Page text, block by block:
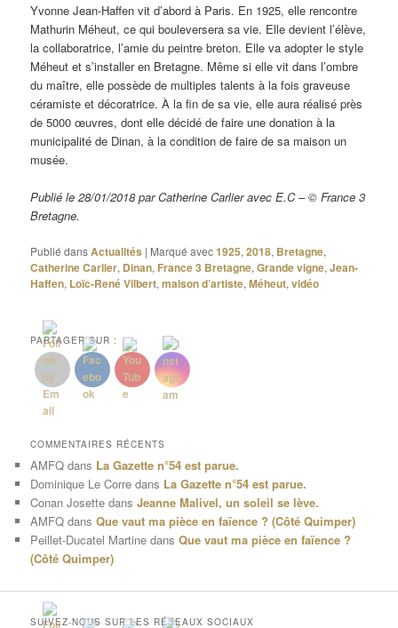
Yvonne Jean-Haffen vit d’abord à Paris. En 1925, elle rencontre
Mathurin Méheut, ce qui bouleversera sa vie. Elle devient l’élève,
la collaboratrice, l’amie du peintre breton. Elle va adopter le style
Méheut et s’installer en Bretagne. Même si elle vit dans l’ombre
du maître, elle possède de multiples talents à la fois graveuse
céramiste et décoratrice. À la fin de sa vie, elle aura réalisé près
de 5000 œuvres, dont elle décidé de faire une donation à la
municipalité de Dinan, à la condition de faire de sa maison un
musée.
Publié le 28/01/2018 par Catherine Carlier avec E.C – © France 3
Bretagne.
Publié dansActualités | Marqué avec1925,2018, Bretagne,
Catherine Carlier, Dinan, France 3 Bretagne,Grande vigne,Jean-
Haffen, Loïc-René Vilbert,maison d’artiste,Méheut,vidéo
PARTAGER SUR :
COMMENTAIRES RÉCENTS
AMFQ dans La Gazette n°54 est parue.
Dominique Le Corre dans La Gazette n°54 est parue.
Conan Josette dansJeanne Malivel, un soleil se lève.
AMFQ dansQue vaut ma pièce en faïence ? (Côté Quimper)
Peillet-Ducatel Martine dansQue vaut ma pièce en faïence ?
(Côté Quimper)
SUIVEZ-NOUS SUR LES RÉSEAUX SOCIAUX